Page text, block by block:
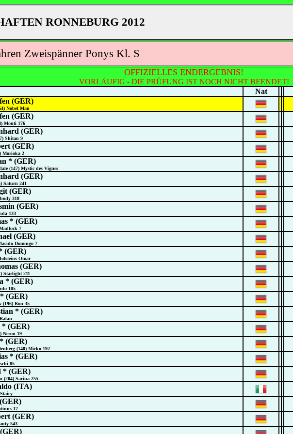
RONNEBURG 2012
Zweispänner Ponys Kl. S
OFFIZIELLES ENDERGEBNIS!
VORLÄUFIG - DIE PRÜFUNG IST NOCH NICHT BEENDET!
Nat
(GER)
Nobel Man
(GER)
Monti 176
(GER)
Shitan 9
(GER)
Morioka 2
* (GER)
(147) Mystic des Vignes
(GER)
Saturn 241
(GER)
318
(GER)
133
* (GER)
7
(GER)
Domingo 7
(GER)
Omar
(GER)
Starlight 211
* (GER)
105
(GER)
(196) Ron 35
* (GER)
* (GER)
Neron 19
(GER)
(140) Mirko 192
* (GER)
85
* (GER)
(204) Sarina 255
(ITA)
17
(GER)
543